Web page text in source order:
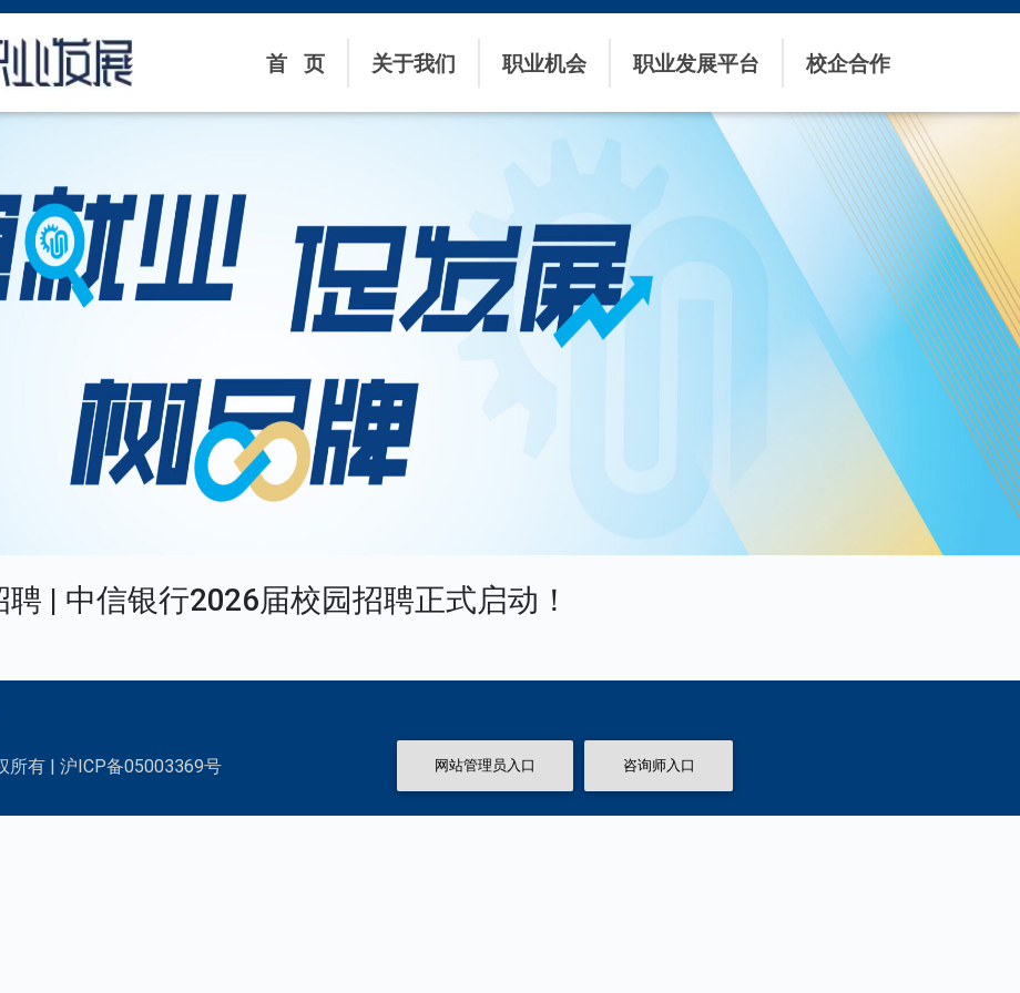
首 页 关于我们 职业机会 职业发展平台 校企合作
聘 | 中信银行2026届校园招聘正式启动！
所有 | 沪ICP备05003369号 网站管理员入口 咨询师入口